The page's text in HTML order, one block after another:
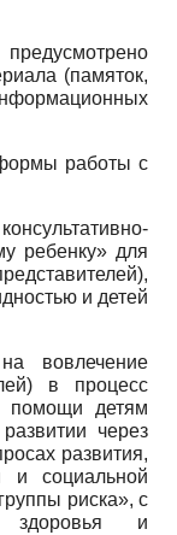
(памяток,
работы с
ребенку» для
и детей
вовлечение
в процесс
помощи детям
через
развития,
и социальной
риска», с
здоровья и